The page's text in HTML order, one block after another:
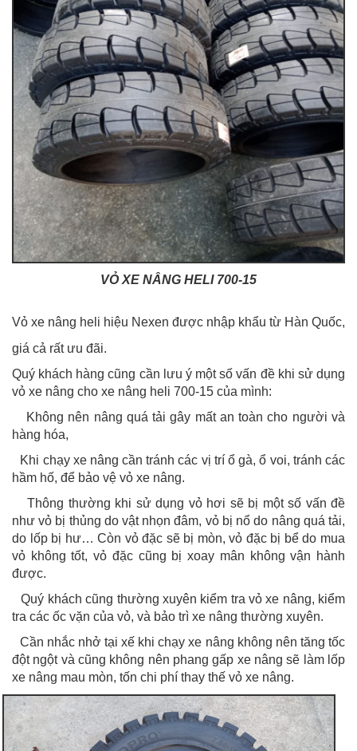
VỎ XE NÂNG HELI 700-15
Vỏ xe nâng heli hiệu Nexen được nhập khẩu từ Hàn Quốc,
giá cả rất ưu đãi.
Quý khách hàng cũng cần lưu ý một số vấn đề khi sử dụng
vỏ xe nâng cho xe nâng heli 700-15 của mình:
Không nên nâng quá tải gây mất an toàn cho người và
hàng hóa,
Khi chạy xe nâng cần tránh các vị trí ổ gà, ổ voi, tránh các
hầm hố, để bảo vệ vỏ xe nâng.
Thông thường khi sử dụng vỏ hơi sẽ bị một số vấn đề
như vỏ bị thủng do vật nhọn đâm, vỏ bị nổ do nâng quá tải,
do lốp bị hư… Còn vỏ đặc sẽ bị mòn, vỏ đặc bị bể do mua
vỏ không tốt, vỏ đặc cũng bị xoay mân không vận hành
được.
Quý khách cũng thường xuyên kiểm tra vỏ xe nâng, kiểm
tra các ốc vặn của vỏ, và bảo trì xe nâng thường xuyên.
Cần nhắc nhở tại xế khi chạy xe nâng không nên tăng tốc
đột ngột và cũng không nên phang gấp xe nâng sẽ làm lốp
xe nâng mau mòn, tốn chi phí thay thế vỏ xe nâng.